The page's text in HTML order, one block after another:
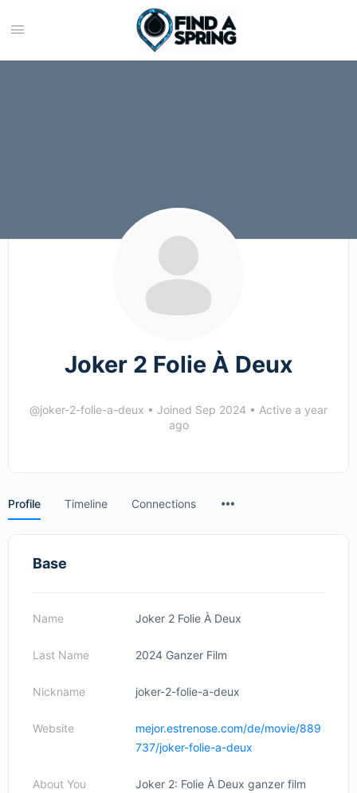
Joker 2 Folie À Deux
@joker-2-folie-a-deux • Joined Sep 2024 • Active a year
ago
Profile Timeline Connections
Base
Name Joker 2 Folie À Deux
Last Name 2024 Ganzer Film
Nickname joker-2-folie-a-deux
Website
mejor.estrenose.com/de/movie/889
737/joker-folie-a-deux
About You
Joker 2: Folie À Deux ganzer film